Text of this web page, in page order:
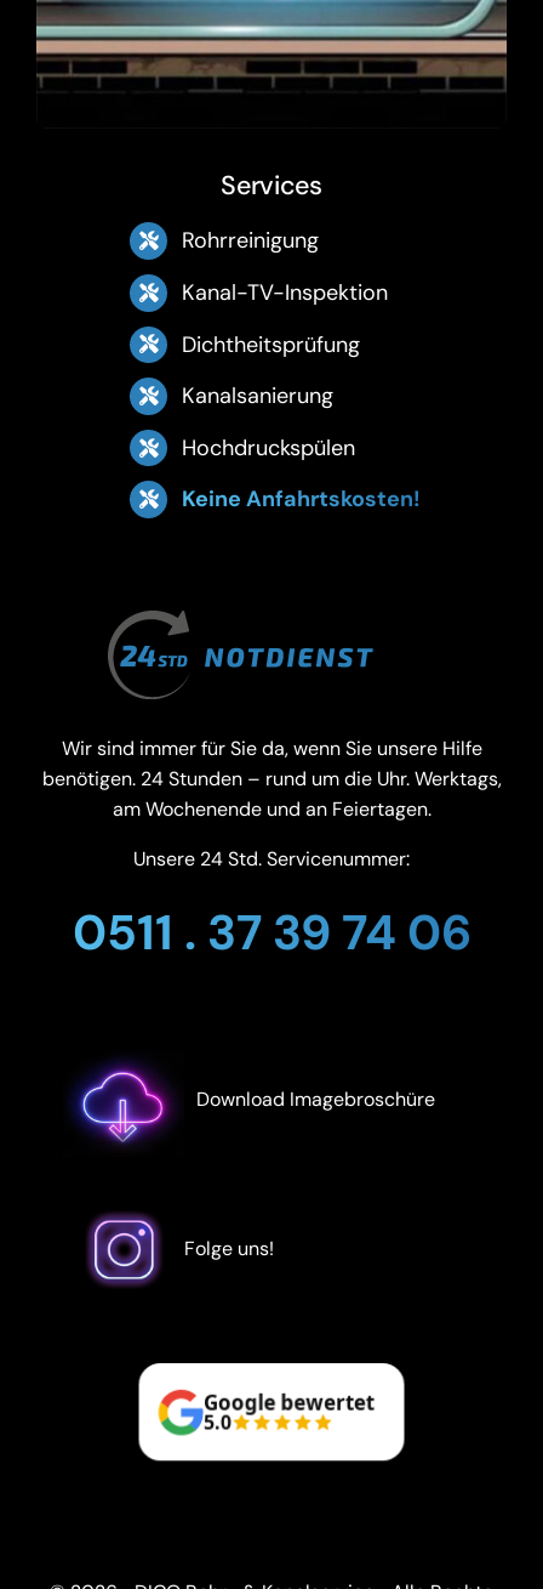
Services
Rohrreinigung
Kanal-TV-Inspektion
Dichtheitsprüfung
Kanalsanierung
Hochdruckspülen
Keine Anfahrtskosten!
Wir sind immer für Sie da, wenn Sie unsere Hilfe
benötigen. 24 Stunden – rund um die Uhr. Werktags,
am Wochenende und an Feiertagen.
Unsere 24 Std. Servicenummer:
0511 . 37 39 74 06
Download Imagebroschüre
Folge uns!
Google bewertet
5.0